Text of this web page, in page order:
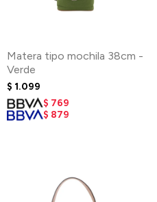
Matera tipo mochila 38cm -
Verde
$ 1.099
$ 769
$ 879